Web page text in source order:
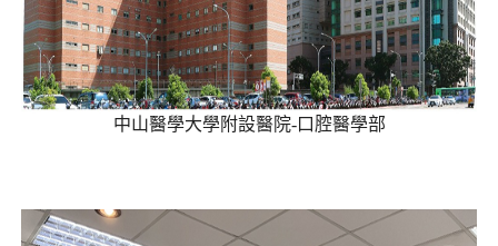
中山醫學大學附設醫院-口腔醫學部